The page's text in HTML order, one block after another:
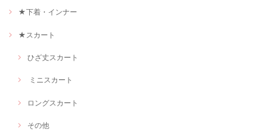
★下着・インナー
★スカート
ひざ丈スカート
ミニスカート
ロングスカート
その他